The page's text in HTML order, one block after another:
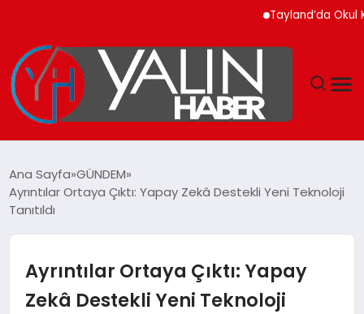
Tayland’da Okul
SPOR
EKONOMİ
Ana Sayfa GÜNDEM
Ayrıntılar Ortaya Çıktı: Yapay Zekâ Destekli Yeni Teknoloji
Tanıtıldı
Ayrıntılar Ortaya Çıktı: Yapay
Zekâ Destekli Yeni Teknoloji